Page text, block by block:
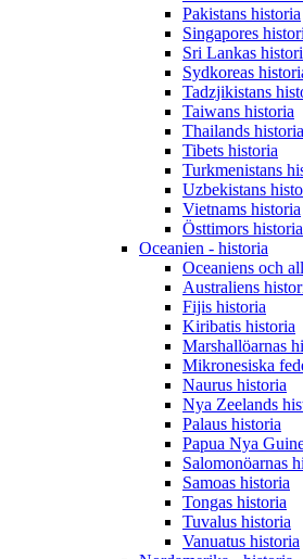
Pakistans historia
Singapores
Sri Lankas
Sydkoreas
Tadzjikistans
Taiwans historia
Thailands historia
Tibets historia
Turkmenistans
Uzbekistans
Vietnams historia
Östtimors historia
Oceanien - historia
Oceaniens och
Australiens
Fijis historia
Kiribatis historia
Marshallöarnas
Mikronesiska
Naurus historia
Nya Zeelands
Palaus historia
Papua Nya
Salomonöarnas
Samoas historia
Tongas historia
Tuvalus historia
Vanuatus historia